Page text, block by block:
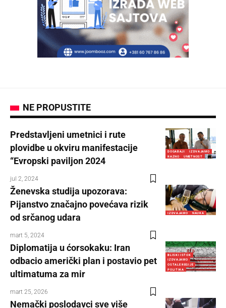
NE PROPUSTITE
DOGAĐAJI
IZDVAJAMO
RAZNO
UMETNOST
Predstavljeni umetnici i rute
plovidbe u okviru manifestacije
“Evropski paviljon 2024
jul 2, 2024
IZDVAJAMO NAUKA
Ženevska studija upozorava:
Pijanstvo značajno povećava rizik
od srčanog udara
mart 5, 2024
BLISKI ISTOK
IZDVAJAMO
OSTALE REGIJE
POLITIKA
Diplomatija u ćorsokaku: Iran
odbacio američki plan i postavio pet
ultimatuma za mir
mart 25, 2026
Nemački poslodavci sve više